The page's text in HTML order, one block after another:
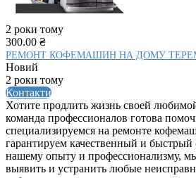
2 роки тому
300.00 ₴
РЕМОНТ КОФЕМАШИН НА ДОМУ
Новий
2 роки тому
Контакти
Хотите продлить жизнь своей
команда профессионалов готова
специализируемся на ремонте
гарантируем качественный и быстрый
нашему опыту и профессионализму,
выявить и устранить любые